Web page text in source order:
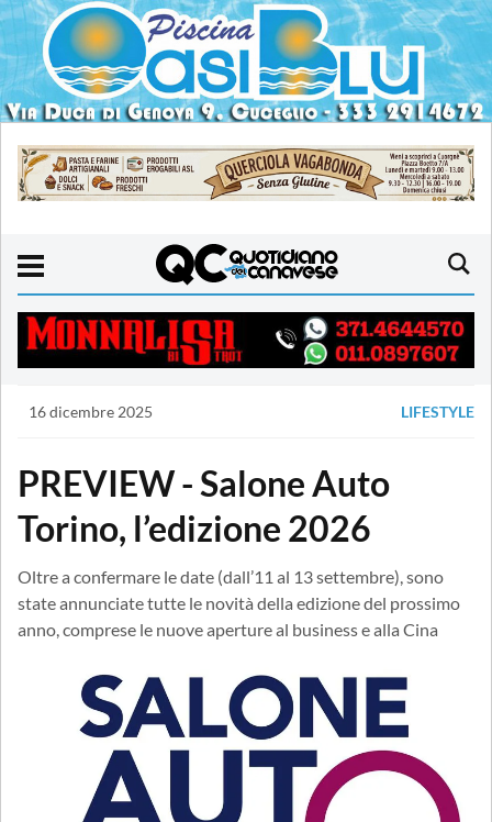
16 dicembre 2025 LIFESTYLE
PREVIEW - Salone Auto
Torino, l’edizione 2026
Oltre a confermare le date (dall’11 al 13 settembre), sono
state annunciate tutte le novità della edizione del prossimo
anno, comprese le nuove aperture al business e alla Cina